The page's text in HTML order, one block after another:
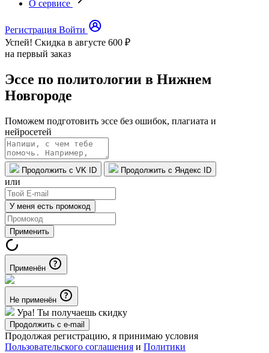
О сервисе
Регистрация Войти
Успей! Скидка в августе 600 ₽
на первый заказ
Эссе по политологии в Нижнем
Новгороде
Поможем подготовить эссе без ошибок, плагиата и
нейросетей
Продолжить с VK ID Продолжить с Яндекс ID
или
У меня есть промокод
Применить
Применён
Не применён
Ура! Ты получаешь скидку
Продолжить с e-mail
Продолжая регистрацию, я принимаю условия
Пользовательского соглашения и Политики